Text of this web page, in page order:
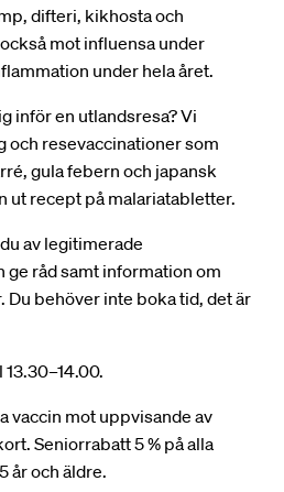
difteri, kikhosta och
mot influensa under
under hela året.
inför en utlandsresa? Vi
resevaccinationer som
gula febern och japansk
ut recept på malariatabletter.
av legitimerade
råd samt information om
Du behöver inte boka tid, det är
vaccin mot uppvisande av
Seniorrabatt 5 % på alla
år och äldre.